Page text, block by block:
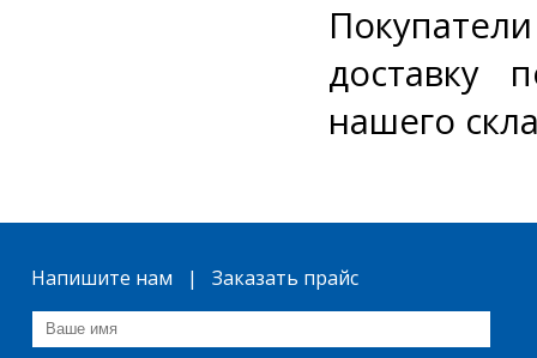
доставку
нашего
Напишите нам | Заказать прайс